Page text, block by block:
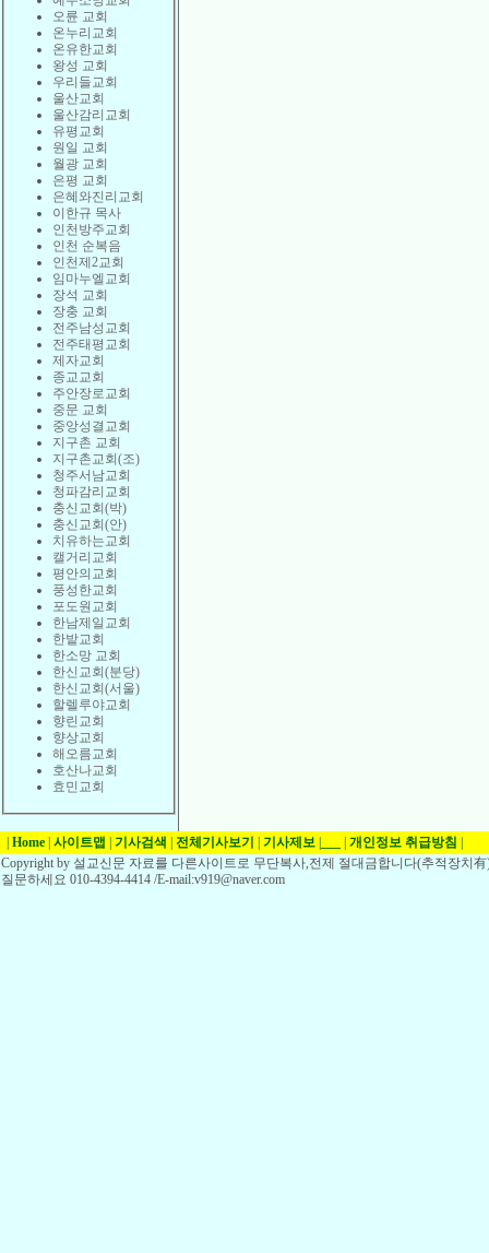
오륜 교회
온누리교회
온유한교회
왕성 교회
우리들교회
울산교회
울산감리교회
유평교회
원일 교회
월광 교회
은평 교회
은혜와진리교회
이한규 목사
인천방주교회
인천 순복음
인천제2교회
임마누엘교회
장석 교회
장충 교회
전주남성교회
전주태평교회
제자교회
종교교회
주안장로교회
중문 교회
중앙성결교회
지구촌 교회
지구촌교회(조)
청주서남교회
청파감리교회
충신교회(박)
충신교회(안)
치유하는교회
캘거리교회
평안의교회
풍성한교회
포도원교회
한남제일교회
한밭교회
한소망 교회
한신교회(분당)
한신교회(서울)
할렐루야교회
향린교회
향상교회
해오름교회
호산나교회
효민교회
Home 사이트맵 기사검색 전체기사보기 기사제보 개인정보 취급방침
Copyright by 설교신문 자료를 다른사이트로 무단복사,전제 절대금합니다(추적장치
질문하세요 010-4394-4414 /E-mail:v919@naver.com